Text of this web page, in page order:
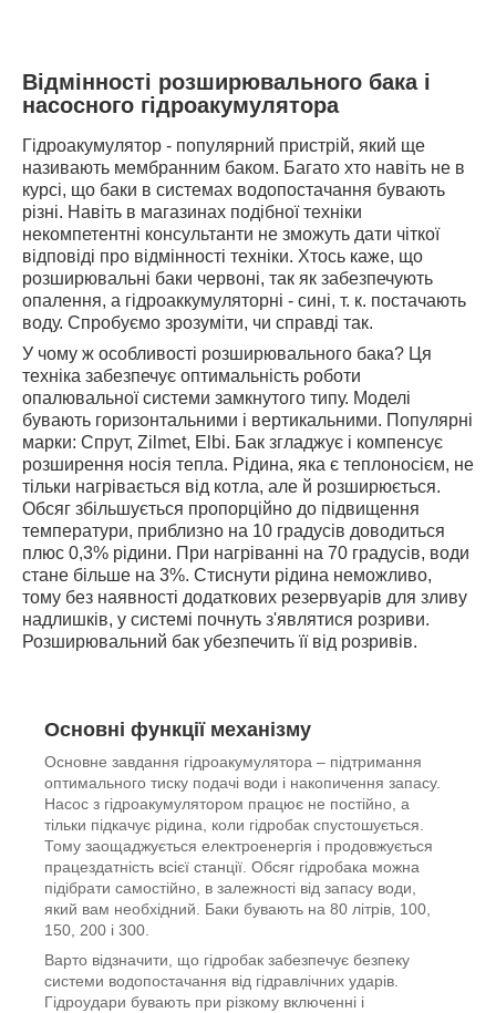
Відмінності розширювального бака і
насосного гідроакумулятора
Гідроакумулятор - популярний пристрій, який ще
називають мембранним баком. Багато хто навіть не в
курсі, що баки в системах водопостачання бувають
різні. Навіть в магазинах подібної техніки
некомпетентні консультанти не зможуть дати чіткої
відповіді про відмінності техніки. Хтось каже, що
розширювальні баки червоні, так як забезпечують
опалення, а гідроаккумуляторні - сині, т. к. постачають
воду. Спробуємо зрозуміти, чи справді так.
У чому ж особливості розширювального бака? Ця
техніка забезпечує оптимальність роботи
опалювальної системи замкнутого типу. Моделі
бувають горизонтальними і вертикальними. Популярні
марки: Спрут, Zilmet, Elbi. Бак згладжує і компенсує
розширення носія тепла. Рідина, яка є теплоносієм, не
тільки нагрівається від котла, але й розширюється.
Обсяг збільшується пропорційно до підвищення
температури, приблизно на 10 градусів доводиться
плюс 0,3% рідини. При нагріванні на 70 градусів, води
стане більше на 3%. Стиснути рідина неможливо,
тому без наявності додаткових резервуарів для зливу
надлишків, у системі почнуть з'являтися розриви.
Розширювальний бак убезпечить її від розривів.
Основні функції механізму
Основне завдання гідроакумулятора – підтримання
оптимального тиску подачі води і накопичення запасу.
Насос з гідроакумулятором працює не постійно, а
тільки підкачує рідина, коли гідробак спустошується.
Тому заощаджується електроенергія і продовжується
працездатність всієї станції. Обсяг гідробака можна
підібрати самостійно, в залежності від запасу води,
який вам необхідний. Баки бувають на 80 літрів, 100,
150, 200 і 300.
Варто відзначити, що гідробак забезпечує безпеку
системи водопостачання від гідравлічних ударів.
Гідроудари бувають при різкому включенні і